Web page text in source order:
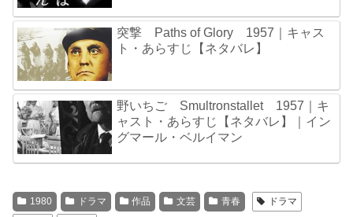
突撃 Paths of Glory 1957｜キャス
ト・あらすじ【ネタバレ】
野いちご Smultronstallet 1957｜キ
ャスト・あらすじ【ネタバレ】｜イン
グマール・ベルイマン
1980 ドラマ 作品 文芸 青春
ドラマ